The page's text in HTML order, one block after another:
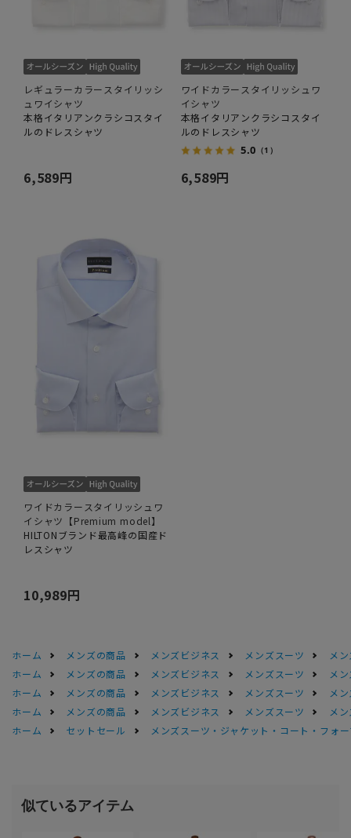
レギュラーカラースタイリッシ
ュワイシャツ
本格イタリアンクラシコスタイ
ルのドレスシャツ
6,589円
ワイドカラースタイリッシュワ
イシャツ
本格イタリアンクラシコスタイ
ルのドレスシャツ
5.0 （1）
6,589円
ワイドカラースタイリッシュワ
イシャツ【Premium model】
HILTONブランド最高峰の国産ド
レスシャツ
10,989円
ホーム メンズの商品 メンズビジネス メンズスーツ
メ
ホーム
メンズの商品 メンズビジネス メンズスーツ
メ
ホーム
メンズの商品 メンズビジネス メンズスーツ
メ
ホーム
メンズの商品 メンズビジネス メンズスーツ
メ
ホーム
セットセール メンズスーツ・ジャケット・コート・フォ